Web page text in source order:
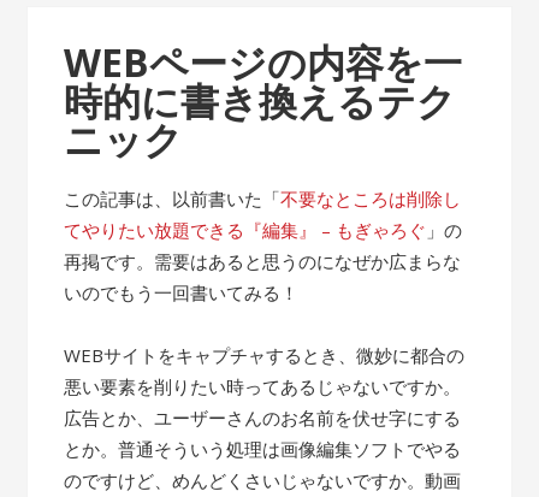
WEBページの内容を一
時的に書き換えるテク
ニック
この記事は、以前書いた「不要なところは削除し
てやりたい放題できる『編集』 – もぎゃろぐ 」の
再掲です。需要はあると思うのになぜか広まらな
いのでもう一回書いてみる！
WEBサイトをキャプチャするとき、微妙に都合の
悪い要素を削りたい時ってあるじゃないですか。
広告とか、ユーザーさんのお名前を伏せ字にする
とか。普通そういう処理は画像編集ソフトでやる
のですけど、めんどくさいじゃないですか。動画